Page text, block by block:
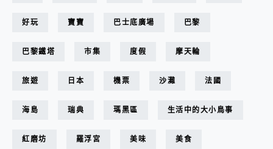
好玩 寶寶 巴士底廣場 巴黎
巴黎鐵塔 市集 度假 摩天輪
旅遊 日本 機票 沙灘 法國
海島 瑞典 瑪黑區 生活中的大小鳥事
紅磨坊 羅浮宮 美味 美食